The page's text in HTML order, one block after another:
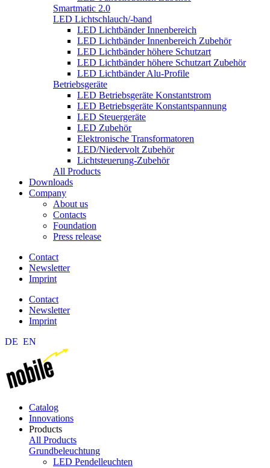
Smartmatic 2.0
LED Lichtschlauch/-band
LED Lichtbänder Innenbereich
LED Lichtbänder Innenbereich Zubehör
LED Lichtbänder höhere Schutzart
LED Lichtbänder höhere Schutzart Zubehör
LED Lichtbänder Alu-Profile
Betriebsgeräte
LED Betriebsgeräte Konstantstrom
LED Betriebsgeräte Konstantspannung
LED Steuergeräte
LED Zubehör
Elektronische Transformatoren
LED/Niedervolt Zubehör
Lichtsteuerung-Zubehör
All Products
Downloads
Company
About us
Contacts
Foundation
Press release
Contact
Newsletter
Imprint
Contact
Newsletter
Imprint
DE EN
Catalog
Innovations
Products
All Products
Grundbeleuchtung
LED Pendelleuchten